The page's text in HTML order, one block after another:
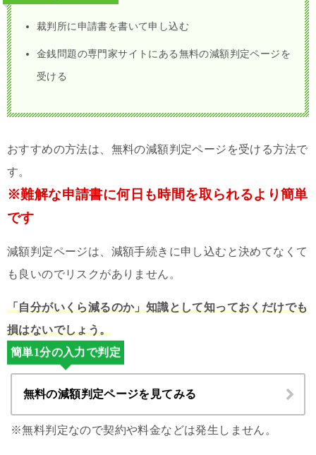
裁判所に申請書を書いて申し込む
金銭問題の専門家サイトにある無料の減額判定ページを
受ける
おすすめの方法は、無料の減額判定ページを受ける方法で
す。
※難解な申請書に何日も時間を取られるより簡単
です
減額判定ページは、減額手続きに申し込むと決めてなくて
も良いのでリスクがありません。
「自分がいくら減るのか」知識として知っておくだけでも
損はないでしょう。
簡単1分の入力で判定
無料の減額判定ページを見てみる
※無料判定なので契約や料金などは発生しません。